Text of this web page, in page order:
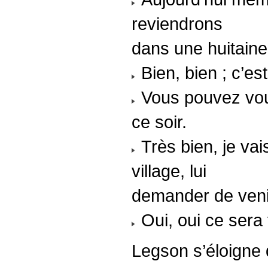
reviendrons
dans une
Bien, bien ;
Vous pouvez
ce soir.
Très bien, je
village, lui
demander de
Oui, oui ce sera
Legson